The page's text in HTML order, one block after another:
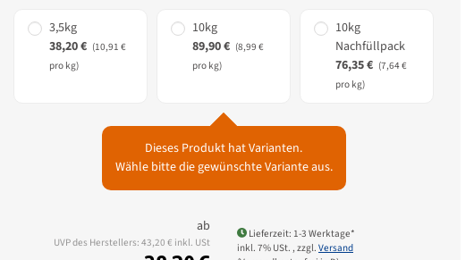
3,5kg
38,20 € (10,91 €
pro kg)
10kg
89,90 € (8,99 €
pro kg)
10kg
Nachfüllpack
76,35 € (7,64 €
pro kg)
Dieses Produkt hat Varianten.
Wähle bitte die gewünschte Variante aus.
ab
UVP des Herstellers: 43,20 € inkl. USt
Lieferzeit: 1-3 Werktage*
inkl. 7% USt. , zzgl. Versand